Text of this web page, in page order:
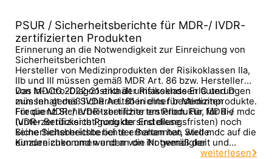
Änderungen (wie auch neue Produktvarianten)
eindeutig nennt.
PSUR / Sicherheitsberichte für MDR-/ IVDR-
zertifizierten Produkten
Erinnerung an die Notwendigkeit zur Einreichung von
Sicherheitsberichten
Hersteller von Medizinprodukten der Risikoklassen IIa,
IIb und III müssen gemäß MDR Art. 86 bzw. Hersteller
von In-vitro-Diagnostika der Risikoklassen C und D
müssen gemäß IVDR Art. 81 in einer bestimmten
Frequenz Sicherheitsberichte erstellen. Für MDR-/
IVDR-zertifizierte Produkte sind diese
Sicherheitsberichte bei der Benannten Stelle
einzureichen und werden von ihr gemäß der
Das MDCG 2022-21 enthält umfassende Erläuterungen
zum Inhalt des Sicherheitsberichts für Medizinprodukte.
Für die MDR-/ IVDR-zertifizierten Produkte, für die mdc
(unter Berücksichtigung der Erstellungsfristen) noch
keine Sicherheitsberichte erhalten hat, wird mdc auf die
Kunden zukommen und an die Notwendigkeit und
weiterlesen